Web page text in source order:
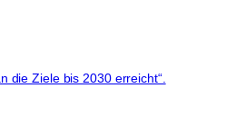
die Ziele bis 2030 erreicht“.